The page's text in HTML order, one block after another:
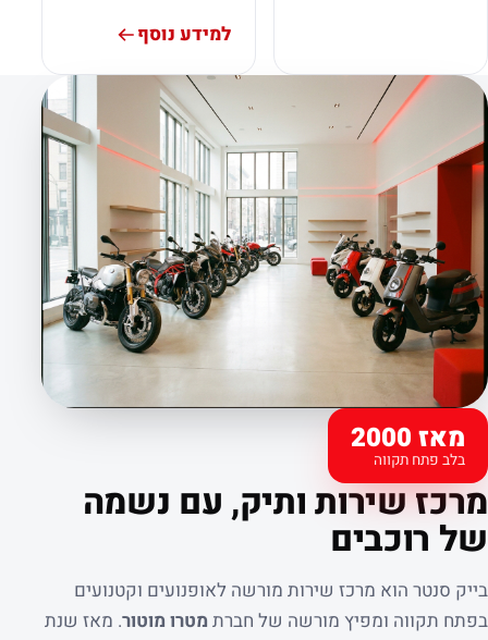
למידע נוסף
מאז 2000
בלב פתח תקווה
קצת עלינו
מרכז שירות ותיק, עם נשמה
של רוכבים
בייק סנטר הוא מרכז שירות מורשה לאופנועים וקטנועים
בפתח תקווה ומפיץ מורשה של חברת מטרו מוטור. מאז שנת